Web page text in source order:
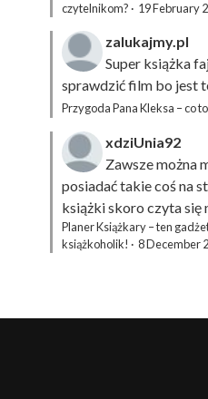
czytelnikom? · 19 February
zalukajmy.pl
Super książka
sprawdzić film bo jest
Przygoda Pana Kleksa – co
xdziUnia92
Zawsze można
posiadać takie coś na
książki skoro czyta się
Planer Książkary – ten
książkoholik! · 8 December